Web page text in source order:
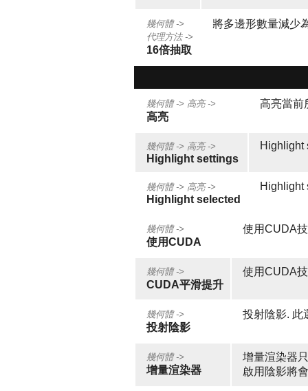
幾何體 ->
代理方法 ->
16倍抽取
將多邊形數量減少
幾何體 -> 高亮 ->
高亮
高亮當前
幾何體 -> 高亮 ->
Highlight settings
Highlight
幾何體 -> 高亮 ->
Highlight selected
Highlight
幾何體 ->
使用CUDA
使用CUDA
幾何體 ->
CUDA平滑提升
使用CUDA
幾何體 ->
投射陰影
投射陰影. 此
幾何體 ->
增量渲染器
增量渲染器
啟用陰影將